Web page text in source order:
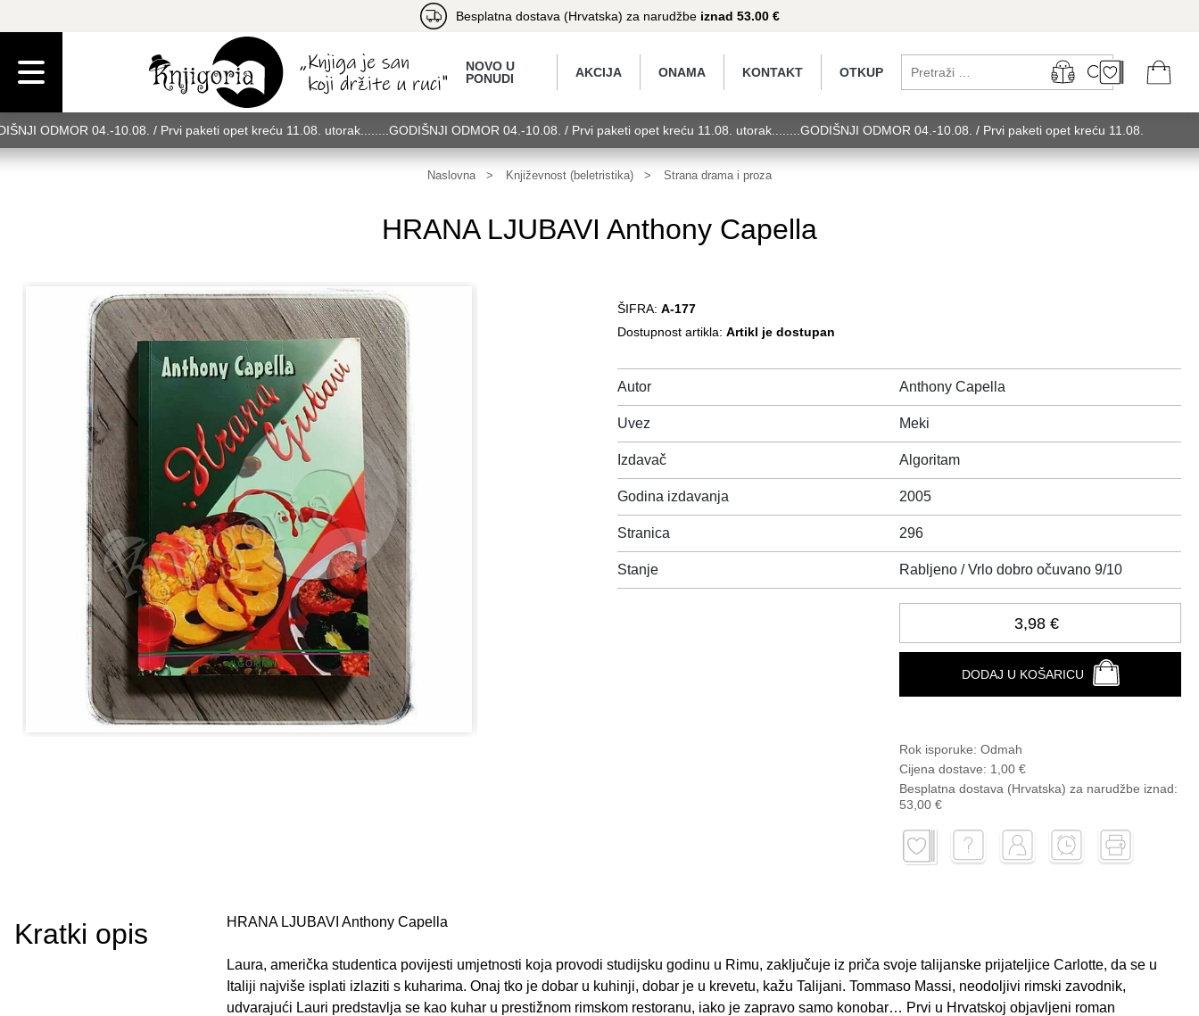
Besplatna dostava (Hrvatska) za narudžbeiznad 53.00 €
NOVO U
PONUDI
AKCIJA ONAMA KONTAKT OTKUP
ODMOR 04.-10.08. / Prvi paketi opet kreću 11.08. utorak........GODIŠNJI ODMOR 04.-10.08. / Prvi paketi opet kreću 11.08. utorak........GODIŠNJI ODMOR 04.-10.08. / Prvi paketi opet kreću 11.08.
ODMOR 04.-10.08. / Prvi paketi opet kreću 11.08. utorak........GODIŠNJI ODMOR 04.-10.08. / Prvi paketi opet kreću 11.08. utorak........GODIŠNJI ODMOR 04.-10.08. / Prvi paketi opet kreću
utorak........GODIŠNJI ODMOR 04.-10.08. / Prvi paketi opet kreću 11.08. utorak........GODIŠNJI ODMOR 04.-10.08. / Prvi paketi opet kreću 11.08. utorak........GODIŠNJI ODMOR 0
Naslovna Književnost (beletristika) Strana drama i proza
HRANA LJUBAVI Anthony Capella
ŠIFRA: A-177
Dostupnost artikla: Artikl je dostupan
Autor Anthony Capella
Uvez Meki
Izdavač Algoritam
Godina izdavanja 2005
Stranica 296
Stanje Rabljeno / Vrlo dobro očuvano 9/10
3,98 €
DODAJ U KOŠARICU
Rok isporuke: Odmah
Cijena dostave: 1,00 €
Besplatna dostava (Hrvatska) za narudžbe iznad:
53,00 €
Kratki opis HRANA LJUBAVI Anthony Capella
Laura, američka studentica povijesti umjetnosti koja provodi studijsku godinu u Rimu, zaključuje iz priča svoje talijanske prijateljice Carlotte, da se u
Italiji najviše isplati izlaziti s kuharima. Onaj tko je dobar u kuhinji, dobar je u krevetu, kažu Talijani. Tommaso Massi, neodoljivi rimski zavodnik,
udvarajući Lauri predstavlja se kao kuhar u prestižnom rimskom restoranu, iako je zapravo samo konobar… Prvi u Hrvatskoj objavljeni roman